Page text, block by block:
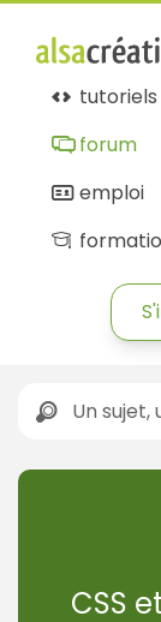
tutoriels
forum
emploi
CSS